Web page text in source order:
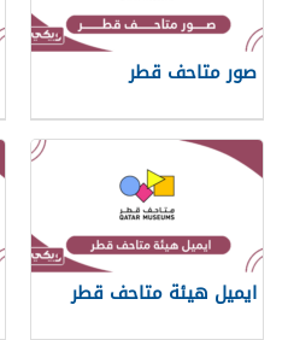
صور متاحف قطر
ايميل هيئة متاحف قطر